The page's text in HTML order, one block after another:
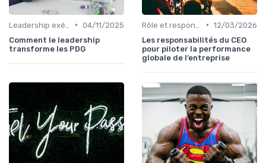
• 04/11/2025
Comment le leadership
transforme les PDG
• 12/03/2026
Les responsabilités du CEO
pour piloter la performance
globale de l’entreprise